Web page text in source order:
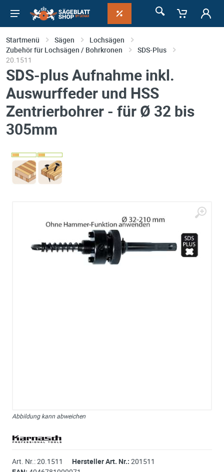
Startmenü Sägen
Lochsägen
Zubehör für Lochsägen / Bohrkronen
SDS-Plus
20.1511
SDS-plus Aufnahme inkl.
Auswurffeder und HSS
Zentrierbohrer - für Ø 32 bis
305mm
Abbildung kann abweichen
Art. Nr.:20.1511 Hersteller Art. Nr.: 201511